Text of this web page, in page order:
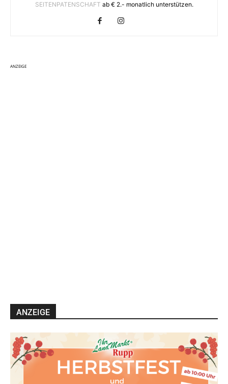
SEITENPATENSCHAFT ab € 2.- monatlich unterstützen.
ANZEIGE
ANZEIGE